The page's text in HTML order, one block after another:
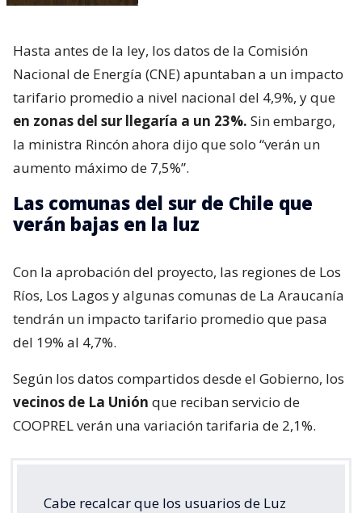
Hasta antes de la ley, los datos de la Comisión
Nacional de Energía (CNE) apuntaban a un impacto
tarifario promedio a nivel nacional del 4,9%, y que
en zonas del sur llegaría a un 23%. Sin embargo,
la ministra Rincón ahora dijo que solo “verán un
aumento máximo de 7,5%”.
Las comunas del sur de Chile que
verán bajas en la luz
Con la aprobación del proyecto, las regiones de Los
Ríos, Los Lagos y algunas comunas de La Araucanía
tendrán un impacto tarifario promedio que pasa
del 19% al 4,7%.
Según los datos compartidos desde el Gobierno, los
vecinos de La Unión que reciban servicio de
COOPREL verán una variación tarifaria de 2,1%.
Cabe recalcar que los usuarios de Luz